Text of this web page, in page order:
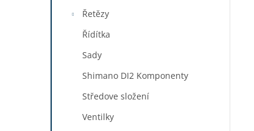
Řetězy
Řídítka
Sady
Shimano DI2 Komponenty
Středove složení
Ventilky